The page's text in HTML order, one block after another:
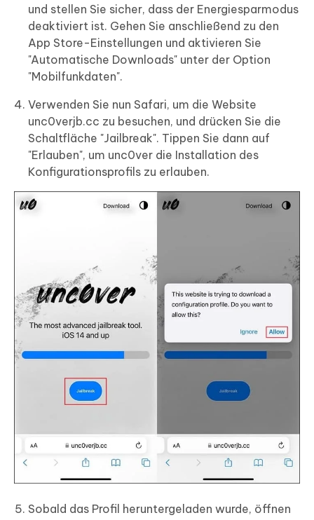
und stellen Sie sicher, dass der Energiesparmodus
deaktiviert ist. Gehen Sie anschließend zu den
App Store-Einstellungen und aktivieren Sie
"Automatische Downloads" unter der Option
"Mobilfunkdaten".
Verwenden Sie nun Safari, um die Website
unc0verjb.cc zu besuchen, und drücken Sie die
Schaltfläche "Jailbreak". Tippen Sie dann auf
"Erlauben", um unc0ver die Installation des
Konfigurationsprofils zu erlauben.
Sobald das Profil heruntergeladen wurde, öffnen